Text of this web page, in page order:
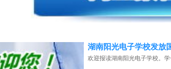
湖南阳光电子学校发放
欢迎报读湖南阳光电子学校。